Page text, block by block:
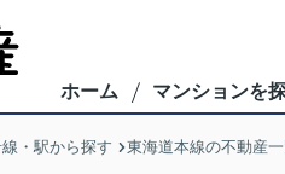
ホーム マンションを
・駅から探す 東海道本線の不動産